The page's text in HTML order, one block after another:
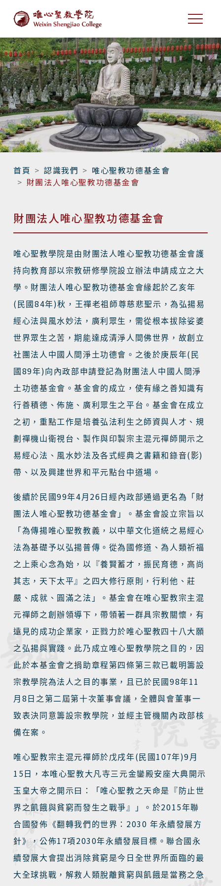
首頁 認識我們
唯心聖教功德基金會
財團法人唯心聖教功德基金會
財團法人唯心聖教功德基金會
唯心聖教學院是由財團法人唯心聖教功德基金會護
持向教育部以宗教研修學院設立辦法申請成立之大
學。財團法人唯心聖教功德基金會緣起於乙亥年
( 民國84年)秋，王禪老祖師尊慈悲聖示，為弘揚易
經心法與風水妙法，廣利眾生，需從根本拔除娑婆
世界眾生之苦，期能達成清淨人間佛世界，故創立
社團法人中國人間淨土功德會。之後於庚辰年( 民
國 89年)向內政部申請登記為財團法人中國人間淨
土功德基金會。基金會的成立，使有緣之善知識有
行善積德、佈施、廣利眾生之平台。基金會在成立
之初，重點工作是培養弘法利生之師資與人才、規
劃禪機山衛視台、製作與印製宗主混元禪師開示之
易經心法、風水妙法及各式經典之書籍和錄音( 影)
帶、以及興建世界和平元點台中道場。
後續於民國99年4 月 26 日經內政部通過更名為「財
團法人唯心聖教功德基金會」。基金會設立宗旨以
「為傳揚唯心聖教教義，以中華文化道統之易經心
法為基礎予以弘揚普傳。從為國修道、為人類祈福
之上乘心念為始，以『養賢蓄才，振民育德，高尚
其志，天下太平』之四大修行原則，行利他、莊
嚴、成就、圓滿之法」。基金會在唯心聖教宗主混
元禪師之創辦領導下，帶領著一群具宗教關懷，有
遠見的成功企業家，正戮力於唯心聖教四十八大願
之弘揚與實踐。此乃成立唯心聖教學院之目的，因
此於本基金會之捐助章程第四條第三款已載明籌設
宗教學院為法人之目的事業，且已於民國98年11
月 8 日之第二屆第十次董事會議，全體與會董事一
致表決同意籌設宗教學院，並經主管機關內政部核
備在案。
唯心聖教宗主混元禪師於戊戌年( 民國 107年)9 月
15 日，本唯心聖教大凡寺三元金鑾殿安座大典開示
玉皇大帝之開示曰：「唯心聖教之天命是『防止世
界之飢餓與貧窮而發生之戰爭』」。於2015年聯
合國發佈《翻轉我們的世界： 2030年永續發展方
針》，公佈17項 2030年永續發展目標。聯合國永
續發展大會提出消除貧窮是今日全世界所面臨的最
大全球挑戰，解救人類脫離貧窮與飢餓是當務之急